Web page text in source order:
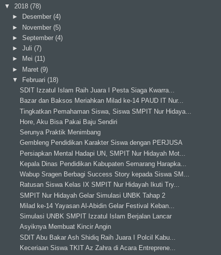
▼ 2018 (78)
►
Desember (4)
► November (5)
► September (4)
► Juli (7)
►
Mei (11)
► Maret (9)
▼
Februari (18)
SDIT Izzatul Islam Raih Juara I Pesta Siaga Kwarra...
Bazar dan Baksos Meriahkan Milad ke-14 PAUD IT Nur...
Tingkatkan Pemahaman Siswa, Siswa SMPIT Nur Hidaya...
Hore, Aku Bisa Pakai Baju Sendiri
Serunya Praktik Menimbang
Gembleng Pendidikan Karakter Siswa dengan PERJUSA
Persiapkan Mental Hadapi UN, SMPIT Nur Hidayah Mot...
Kepala Dinas Pendidikan Kabupaten Semarang Harapka...
Wabup Sragen Berbagi Success Story kepada Siswa SM...
Ratusan Siswa Kelas IX SMPIT Nur Hidayah Ikuti Try...
SMPIT Nur Hidayah Gelar Simulasi UNBK Tahap 2
Milad ke-14 Yayasan Al-Abidin Gelar Festival Keban...
Simulasi UNBK SMPIT Izzatul Islam Berjalan Lancar
Asyiknya Membuat Kincir Angin
SDIT Abu Bakar Ash Shidiq Raih Juara I Polcil Kabu...
Keceriaan Siswa TKIT Az Zahra di Acara Entreprene...